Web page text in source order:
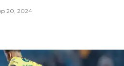
20, 2024